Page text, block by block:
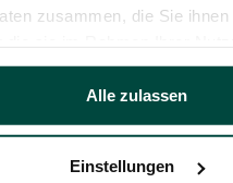
zusammen, die Sie
haben.
Alle zulassen
Einstellungen
Sie sicher sein, dass Sie ein
individuelles und effektives
erhalten, das Ihre
Kontaktieren Sie uns gerne